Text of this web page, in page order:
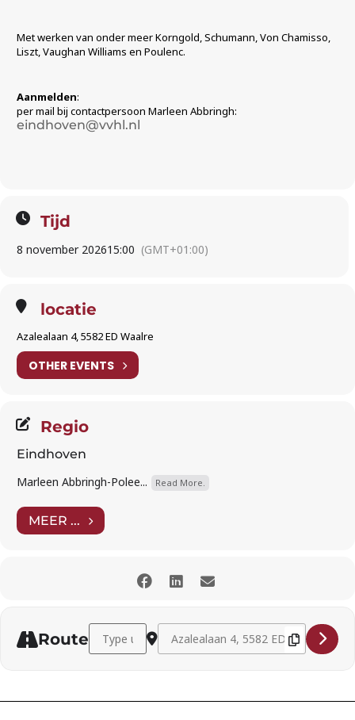
Met werken van onder meer Korngold, Schumann, Von Chamisso,
Liszt, Vaughan Williams en Poulenc.
Aanmelden:
per mail bij contactpersoon Marleen Abbringh:
eindhoven@vvhl.nl
Tijd
8 november 202615:00 (GMT+01:00)
locatie
Azalealaan 4, 5582 ED Waalre
OTHER EVENTS
Regio
Eindhoven
Marleen Abbringh-Polee...
Read More.
MEER ...
Route
Address - Elenora Hu (sopraan) en Amy Chang
Destination Address - Elenora Hu